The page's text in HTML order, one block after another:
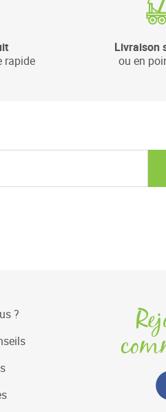
rapide
Livraison
ou en
?